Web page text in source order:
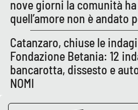
LaC Network
LaC OnAir
EDIZIONI
LOCALI
Catanzaro
nove giorni la comunità
quell’amore non è andato
Catanzaro, chiuse le
Fondazione Betania: 12
bancarotta, dissesto e
NOMI